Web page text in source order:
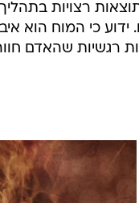
רצויות
ידוע כי המוח הוא
רגשיות שהאדם